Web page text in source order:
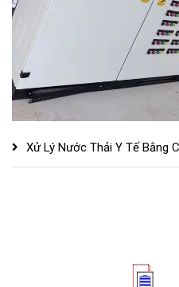
Xử Lý Nước Thải Y Tế Bằng